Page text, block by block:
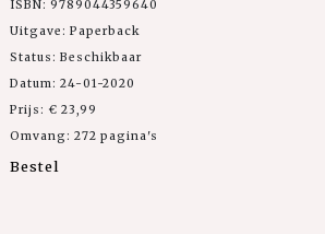
ISBN: 9789044359640
Uitgave: Paperback
Status: Beschikbaar
Datum: 24-01-2020
Prijs: € 23,99
Omvang: 272 pagina's
Bestel